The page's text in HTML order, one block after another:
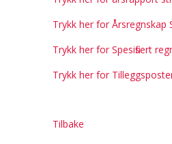
Trykk her for Årsregnskap
Trykk her for Spesifisert
Trykk her for
Tilbake